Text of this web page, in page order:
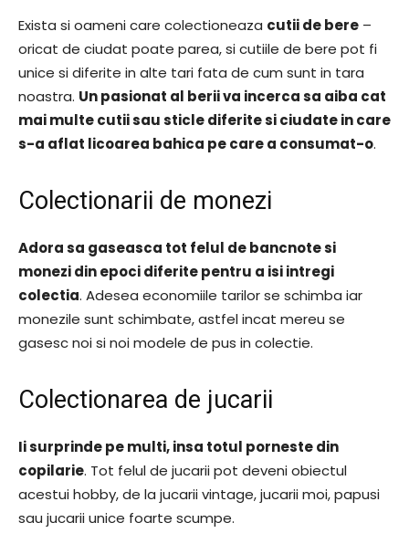
Exista si oameni care colectioneaza cutii de bere –
oricat de ciudat poate parea, si cutiile de bere pot fi
unice si diferite in alte tari fata de cum sunt in tara
noastra. Un pasionat al berii va incerca sa aiba cat
mai multe cutii sau sticle diferite si ciudate in care
s-a aflat licoarea bahica pe care a consumat-o.
Colectionarii de monezi
Adora sa gaseasca tot felul de bancnote si
monezi din epoci diferite pentru a isi intregi
colectia. Adesea economiile tarilor se schimba iar
monezile sunt schimbate, astfel incat mereu se
gasesc noi si noi modele de pus in colectie.
Colectionarea de jucarii
Ii surprinde pe multi, insa totul porneste din
copilarie. Tot felul de jucarii pot deveni obiectul
acestui hobby, de la jucarii vintage, jucarii moi, papusi
sau jucarii unice foarte scumpe.